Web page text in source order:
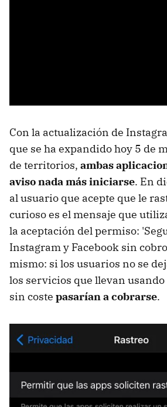
Con la actualización de
que se ha expandido hoy 5 de
de territorios, ambas
aviso nada más iniciarse. En
al usuario que acepte que le
curioso es el mensaje que
la aceptación del permiso:
Instagram y Facebook sin
mismo: si los usuarios no se
los servicios que llevan
sin coste pasarían a cobrarse.